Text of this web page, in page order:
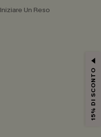
Iniziare Un Reso
15% DI SCONTO